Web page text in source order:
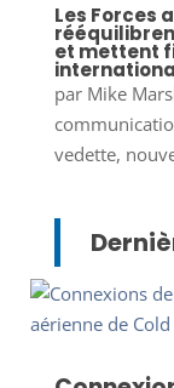
Les Forces
et mettent
par Mike
vedette,